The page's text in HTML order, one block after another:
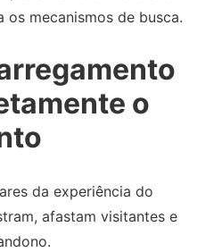
mecanismos de busca.
o
da experiência do
afastam visitantes e